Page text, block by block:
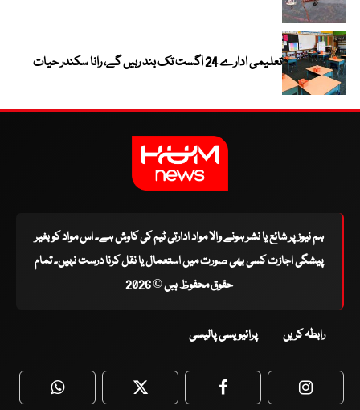
تعلیمی ادارے 24 اگست تک بند رہیں گے، رانا سکندر حیات
ہم نیوز پر شائع یا نشر ہونے والا مواد ادارتی ٹیم کی کاوش ہے۔ اس مواد کو بغیر
پیشگی اجازت کسی بھی صورت میں استعمال یا نقل کرنا درست نہیں۔ تمام
حقوق محفوظ ہیں © 2026
رابطہ کریں پرائیویسی پالیسی
WhatsApp Twitter Facebook